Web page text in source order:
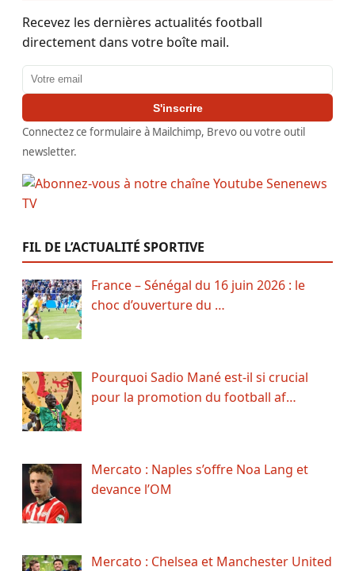
Recevez les dernières actualités football
directement dans votre boîte mail.
Adresse email
S'inscrire
Connectez ce formulaire à Mailchimp, Brevo ou votre outil
newsletter.
FIL DE L’ACTUALITÉ SPORTIVE
France – Sénégal du 16 juin 2026 : le
choc d’ouverture du …
Pourquoi Sadio Mané est-il si crucial
pour la promotion du football af…
Mercato : Naples s’offre Noa Lang et
devance l’OM
Mercato : Chelsea et Manchester United